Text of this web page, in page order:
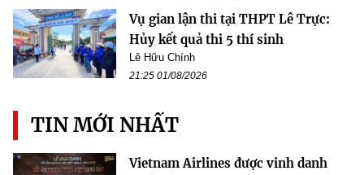
Vụ gian lận thi tại THPT Lê Trực:
Hủy kết quả thi 5 thí sinh
Lê Hữu Chính
21:25 01/08/2026
TIN MỚI NHẤT
Vietnam Airlines được vinh danh